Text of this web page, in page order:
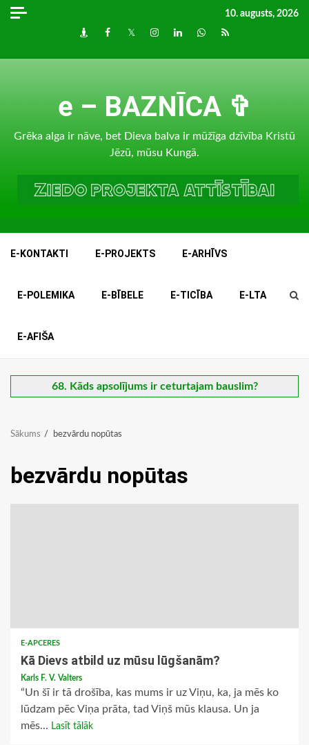
Skip
10. augusts, 2026
DraugiemFacebook
TwitterInstagram
LinkedInwhatsapp
RSS
e – BAZNĪCA ✞
Grēka alga ir nāve, bet Dieva balva ir mūžīga dzīvība Kristū
Jēzū, mūsu Kungā.
E-KONTAKTI E-PROJEKTS E-ARHĪVS
E-POLEMIKA E-BĪBELE E-TICĪBA E-LTA
E-AFIŠA
68. Kāds apsolījums ir ceturtajam bauslim?
Sākums bezvārdu nopūtas
bezvārdu nopūtas
E-APCERES
Kā Dievs atbild uz mūsu lūgšanām?
Karls F. V. Valters
“Un šī ir tā drošība, kas mums ir uz Viņu, ka, ja mēs ko
lūdzam pēc Viņa prāta, tad Viņš mūs klausa. Un ja
mēs... Lasīt tālāk